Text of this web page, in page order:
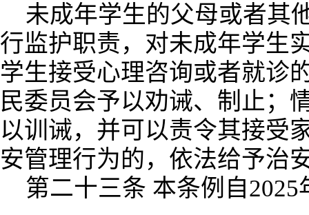
未成年学生的父母或者其
行监护职责，对未成年学生
学生接受心理咨询或者就诊
民委员会予以劝诫、制止；
以训诫，并可以责令其接受
安管理行为的，依法给予治
第二十三条 本条例自